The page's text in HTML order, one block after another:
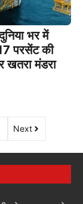
भर में
परसेंट की
खतरा मंडरा
Next